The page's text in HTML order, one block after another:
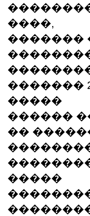
����,
�������
�������
�����
������
��
�����